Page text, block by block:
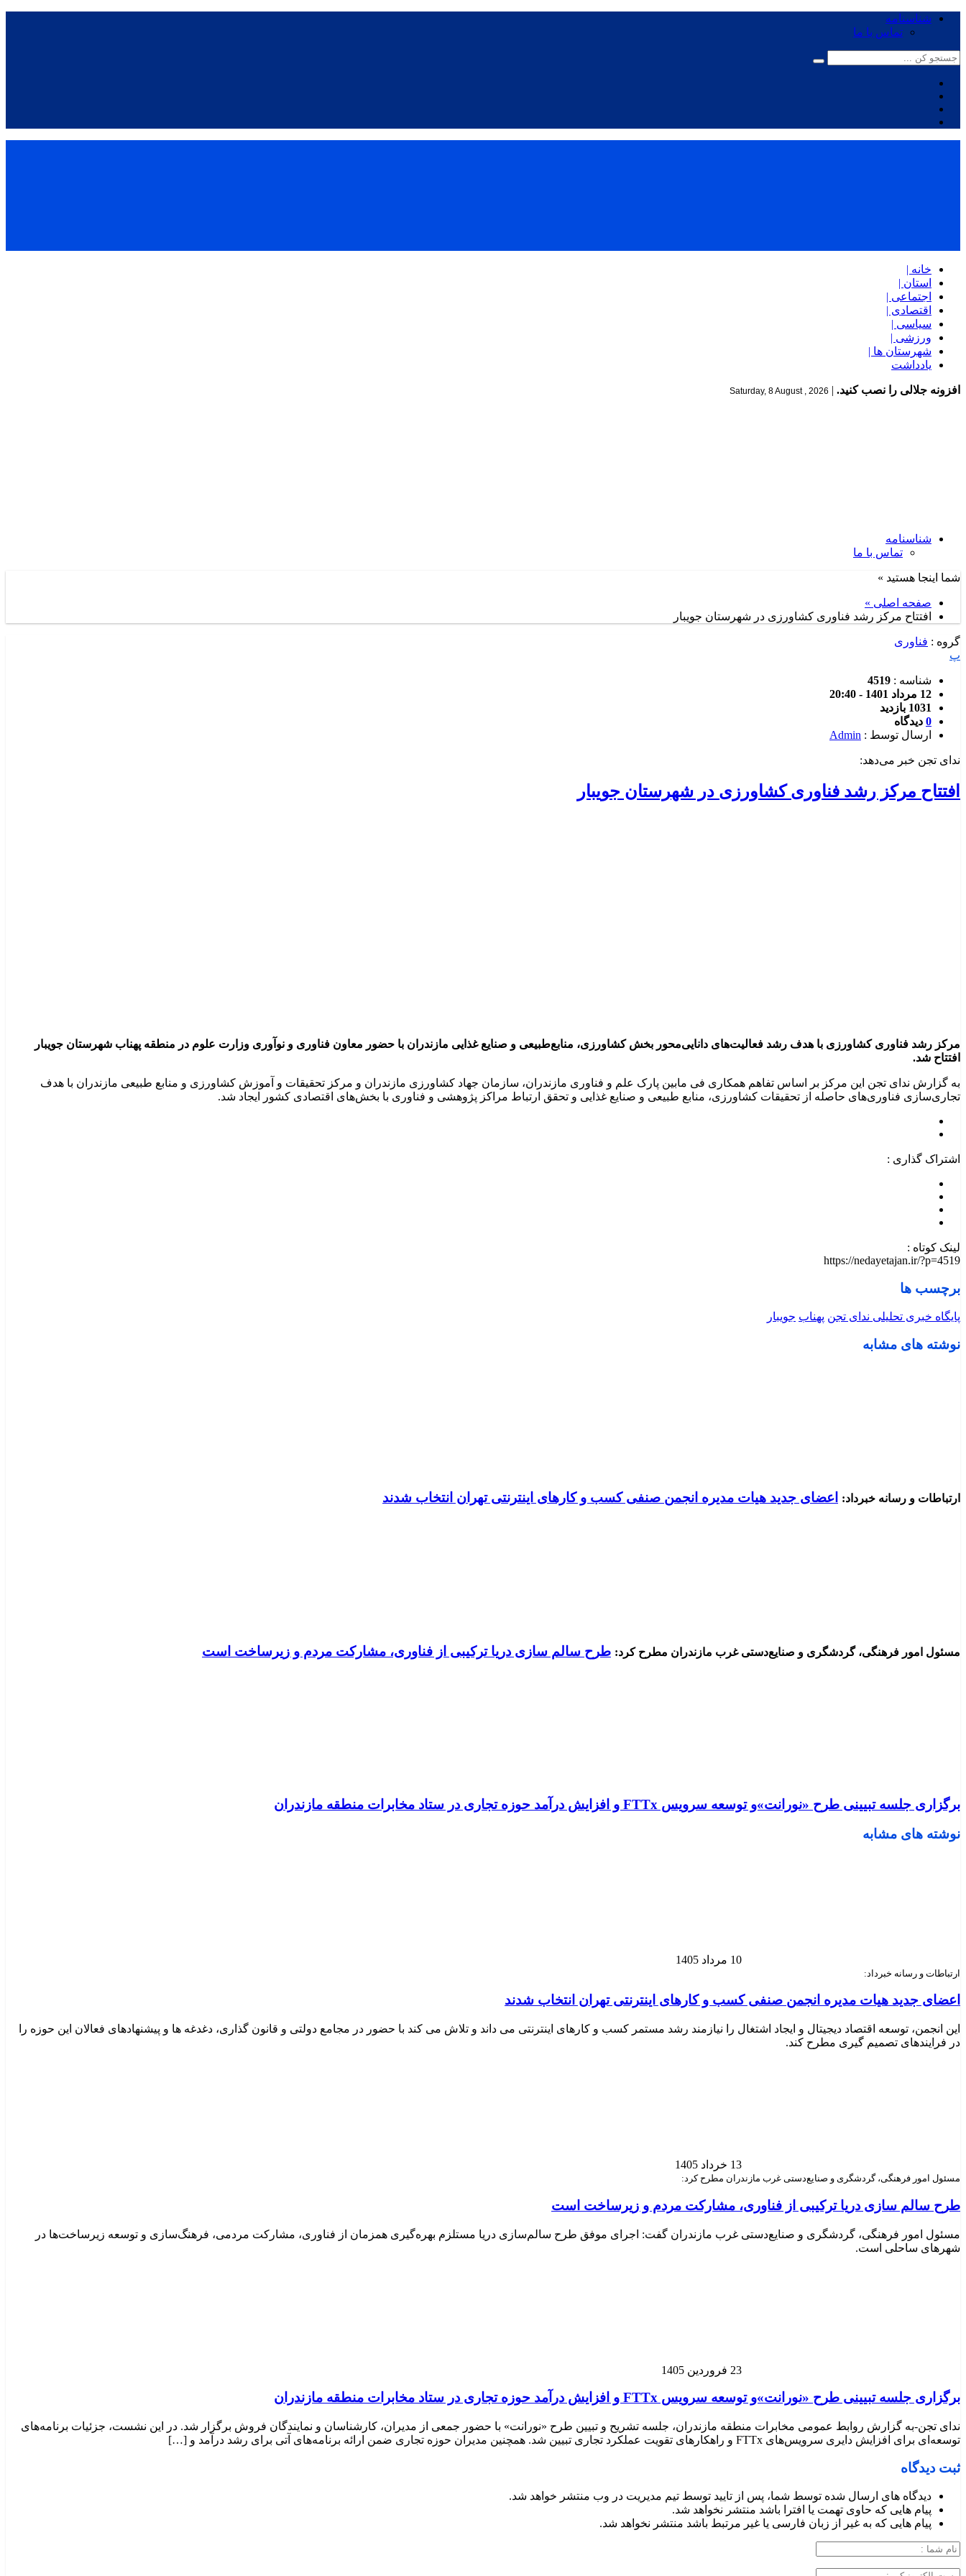
شناسنامه
تماس با ما
خانه |
استان |
اجتماعی |
اقتصادی |
سیاسی |
ورزشی |
شهرستان ها |
یادداشت
افزونه جلالی را نصب کنید. |
Saturday, 8 August , 2026
شناسنامه
تماس با ما
شما اینجا هستید »
صفحه اصلی »
افتتاح مرکز رشد فناوری کشاورزی در شهرستان جویبار
گروه : فناوری
پ
شناسه : 4519
12 مرداد 1401 - 20:40
1031 بازدید
0 دیدگاه
ارسال توسط : Admin
ندای تجن خبر می‌دهد:
افتتاح مرکز رشد فناوری کشاورزی در شهرستان جویبار
مرکز رشد فناوری کشاورزی با هدف رشد فعالیت‌های دانایی‌محور بخش کشاورزی، منابع‌طبیعی و صنایع غذایی مازندران با حضور معاون فناوری و نوآوری وزارت علوم در منطقه پهناب شهرستان جویبار
افتتاح شد.
به گزارش ندای تجن این مرکز بر اساس تفاهم همکاری فی مابین پارک علم و فناوری مازندران، سازمان جهاد کشاورزی مازندران و مرکز تحقیقات و آموزش کشاورزی و منابع طبیعی مازندران با هدف
تجاری‌سازی فناوری‌های حاصله از تحقیقات کشاورزی، منابع طبیعی و صنایع غذایی و تحقق ارتباط مراکز پژوهشی و فناوری با بخش‌های اقتصادی کشور ایجاد شد.
اشتراک گذاری :
لینک کوتاه :
https://nedayetajan.ir/?p=4519
برچسب ها
پایگاه خبری تحلیلی ندای تجن پهناب جویبار
نوشته های مشابه
ارتباطات و رسانه خبرداد: اعضای جدید هیات مدیره انجمن صنفی کسب و کارهای اینترنتی تهران انتخاب شدند
مسئول امور فرهنگی، گردشگری و صنایع‌دستی غرب مازندران مطرح کرد: طرح سالم سازی دریا ترکیبی از فناوری، مشارکت مردم و زیرساخت است
برگزاری جلسه تبیینی طرح «نورانت»و توسعه سرویس FTTx و افزایش درآمد حوزه تجاری در ستاد مخابرات منطقه مازندران
نوشته های مشابه
10 مرداد 1405
ارتباطات و رسانه خبرداد:
اعضای جدید هیات مدیره انجمن صنفی کسب و کارهای اینترنتی تهران انتخاب شدند
این انجمن، توسعه اقتصاد دیجیتال و ایجاد اشتغال را نیازمند رشد مستمر کسب و کارهای اینترنتی می داند و تلاش می کند با حضور در مجامع دولتی و قانون گذاری، دغدغه ها و پیشنهادهای فعالان این حوزه را
در فرایندهای تصمیم گیری مطرح کند.
13 خرداد 1405
مسئول امور فرهنگی، گردشگری و صنایع‌دستی غرب مازندران مطرح کرد:
طرح سالم سازی دریا ترکیبی از فناوری، مشارکت مردم و زیرساخت است
مسئول امور فرهنگی، گردشگری و صنایع‌دستی غرب مازندران گفت: اجرای موفق طرح سالم‌سازی دریا مستلزم بهره‌گیری همزمان از فناوری، مشارکت مردمی، فرهنگ‌سازی و توسعه زیرساخت‌ها در
شهرهای ساحلی است.
23 فروردین 1405
برگزاری جلسه تبیینی طرح «نورانت»و توسعه سرویس FTTx و افزایش درآمد حوزه تجاری در ستاد مخابرات منطقه مازندران
ندای تجن-به گزارش روابط عمومی مخابرات منطقه مازندران، جلسه تشریح و تبیین طرح «نورانت» با حضور جمعی از مدیران، کارشناسان و نمایندگان فروش برگزار شد. در این نشست، جزئیات برنامه‌های
توسعه‌ای برای افزایش دایری سرویس‌های FTTx و راهکارهای تقویت عملکرد تجاری تبیین شد. همچنین مدیران حوزه تجاری ضمن ارائه برنامه‌های آتی برای رشد درآمد و […]
ثبت دیدگاه
دیدگاه های ارسال شده توسط شما، پس از تایید توسط تیم مدیریت در وب منتشر خواهد شد.
پیام هایی که حاوی تهمت یا افترا باشد منتشر نخواهد شد.
پیام هایی که به غیر از زبان فارسی یا غیر مرتبط باشد منتشر نخواهد شد.